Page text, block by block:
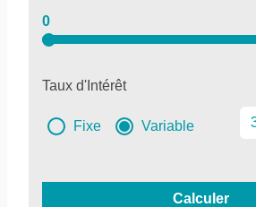
0
Taux d'Intérêt
Fixe Variable
Calculer